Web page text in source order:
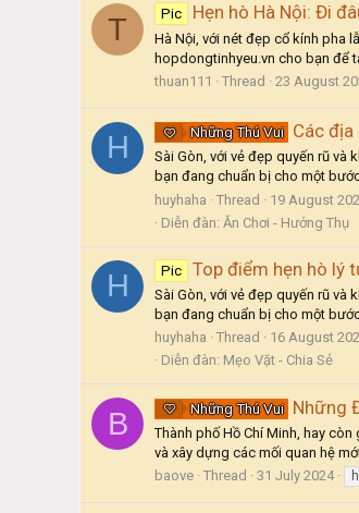
T Pic Hẹn hò Hà Nội: Đi
Hà Nội, với nét đẹp cổ kính pha
hopdongtinhyeu.vn cho bạn để
thuan111
Thread 23 August
H Những Thú Vui Các
Sài Gòn, với vẻ đẹp quyến rũ
bạn đang chuẩn bị cho một
huyhaha
Thread 19 August
Diễn đàn: Ăn Chơi - Hưởng Thụ
H Pic Top điểm hẹn hò lý
Sài Gòn, với vẻ đẹp quyến rũ
bạn đang chuẩn bị cho một
huyhaha
Thread 16 August
Diễn đàn: Mẹo Vặt - Chia Sẻ
B Những Thú Vui Những
Thành phố Hồ Chí Minh, hay
và xây dựng các mối quan hệ
baove Thread 31 July 2024